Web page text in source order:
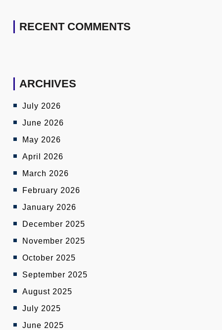
RECENT COMMENTS
ARCHIVES
July 2026
June 2026
May 2026
April 2026
March 2026
February 2026
January 2026
December 2025
November 2025
October 2025
September 2025
August 2025
July 2025
June 2025